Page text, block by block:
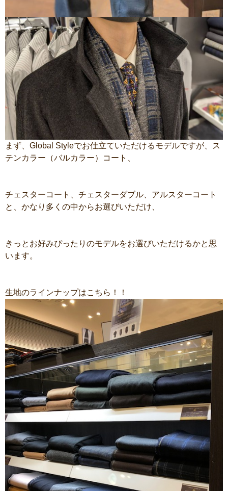
まず、Global Styleでお仕立ていただけるモデルですが、ス
テンカラー（バルカラー）コート、
チェスターコート、チェスターダブル、アルスターコート
と、かなり多くの中からお選びいただけ、
きっとお好みぴったりのモデルをお選びいただけるかと思
います。
生地のラインナップはこちら！！